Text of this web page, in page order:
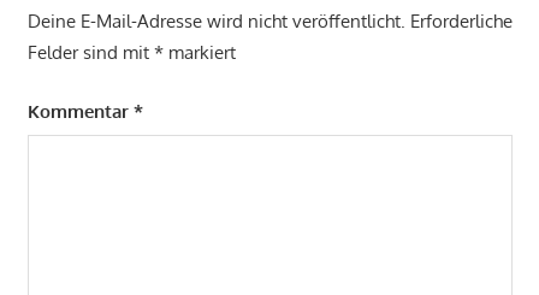
Deine E-Mail-Adresse wird nicht veröffentlicht. Erforderliche
Felder sind mit *markiert
Kommentar *